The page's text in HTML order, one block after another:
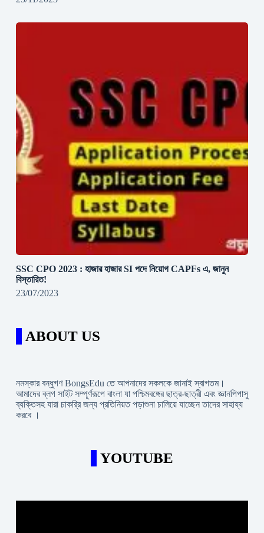
SSC CPO 2023 : হাজার হাজার SI পদে নিয়োগ CAPFs এ, জানুন
বিস্তারিত!
23/07/2023
ABOUT US
নমস্কার বন্ধুগণ BongsEdu তে আপনাদের সকলকে জানাই স্বাগতম।
আমাদের ব্লগ সাইট সম্পূর্ণরূপে বাংলা যা পশ্চিমবঙ্গের ছাত্র-ছাত্রী এবং জ্ঞানপিপাসু
ব্যক্তিসহ যারা চাকরি্র জন্য প্রতিনিয়ত পড়াশুনা চালিয়ে যাচ্ছেন তাদের সাহায্য
করবে ।
YOUTUBE